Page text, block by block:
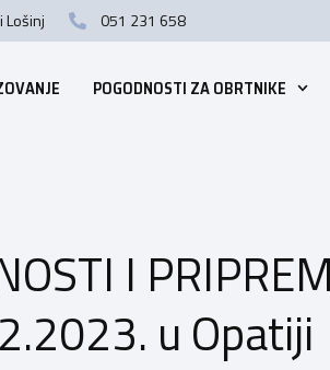
Lošinj 051 231 658
POGODNOSTI ZA OBRTNIKE
I
u Opatiji